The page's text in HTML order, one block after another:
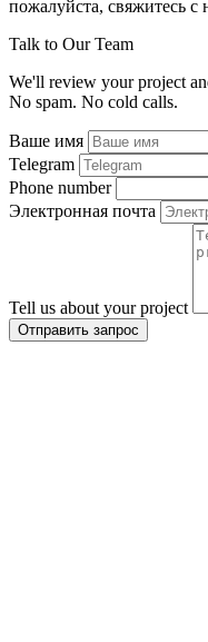
пожалуйста, свяжитесь с
Talk to Our Team
We'll review your project
No spam. No cold calls.
Ваше имя
Telegram
Phone number
Электронная почта
Tell us about your project
Отправить запрос